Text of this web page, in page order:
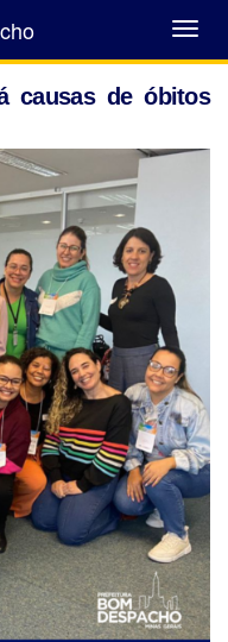
Abrir
Menu
causas de óbitos